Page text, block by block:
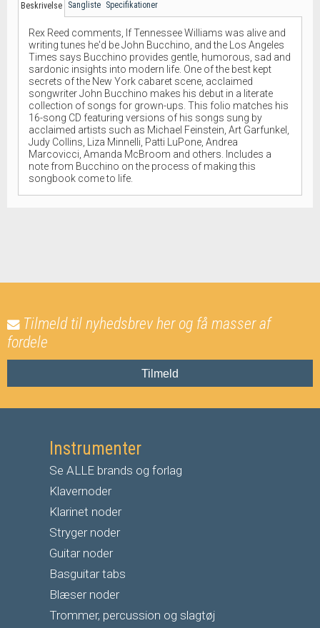
Beskrivelse Sangliste Specifikationer
Rex Reed comments, If Tennessee Williams was alive and
writing tunes he'd be John Bucchino, and the Los Angeles
Times says Bucchino provides gentle, humorous, sad and
sardonic insights into modern life. One of the best kept
secrets of the New York cabaret scene, acclaimed
songwriter John Bucchino makes his debut in a literate
collection of songs for grown-ups. This folio matches his
16-song CD featuring versions of his songs sung by
acclaimed artists such as Michael Feinstein, Art Garfunkel,
Judy Collins, Liza Minnelli, Patti LuPone, Andrea
Marcovicci, Amanda McBroom and others. Includes a
note from Bucchino on the process of making this
songbook come to life.
Tilmeld til nyhedsbrev her og få masser af
fordele
Tilmeld
Instrumenter
Se ALLE brands og forlag
Klavernoder
Klarinet noder
Stryger noder
Guitar noder
Basguitar tabs
Blæser noder
Trommer, percussion og slagtøj